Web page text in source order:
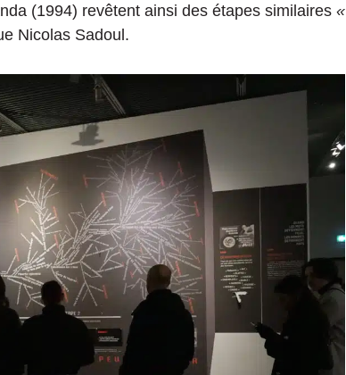
(1994) revêtent ainsi des étapes similaires «
Nicolas Sadoul.